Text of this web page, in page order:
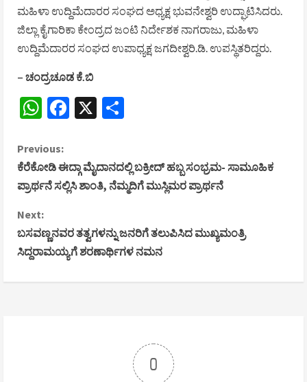
ಮಹಿಳಾ ಉದ್ದಿಮೆದಾರರ ಸಂಘದ ಅಧ್ಯಕ್ಷ ಭುವನೇಶ್ವರಿ ಉದ್ಘಾಟಿಸಿದರು.
ಜಿಲ್ಲಾ ಕೈಗಾರಿಕಾ ಕೇಂದ್ರದ ಜಂಟಿ ನಿರ್ದೇಶಕ ನಾಗರಾಜು, ಮಹಿಳಾ
ಉದ್ದಿಮೆದಾರರ ಸಂಘದ ಉಪಾಧ್ಯಕ್ಷ ಜಗದೀಶ್ವರಿ.ಡಿ. ಉಪಸ್ಥಿತರಿದ್ದರು.
– ಚಂದ್ರಚೂಡ ಕೆ.ಬಿ
WhatsApp
Facebook
X
C
o
n
t
Previous:
ಕೆರೆಕೋಡಿ ಈದ್ಗಾ ಮೈದಾನದಲ್ಲಿ ಬಕ್ರೀದ್ ಹಬ್ಬ ಸಂಭ್ರಮ- ಸಾಮೂಹಿಕ
ಪ್ರಾರ್ಥನೆ ಸಲ್ಲಿಸಿ ಶಾಂತಿ, ನೆಮ್ಮದಿಗೆ ಮುಸ್ಲಿಮರ ಪ್ರಾರ್ಥನೆ
Next:
ಬಸವಣ್ಣನವರ ತತ್ವಗಳನ್ನು ಜನರಿಗೆ ತಲುಪಿಸಿದ ಮುಖ್ಯಮಂತ್ರಿ
ಸಿದ್ದರಾಮಯ್ಯಗೆ ಶರಣಾರ್ಥಿಗಳ ನಮನ
0